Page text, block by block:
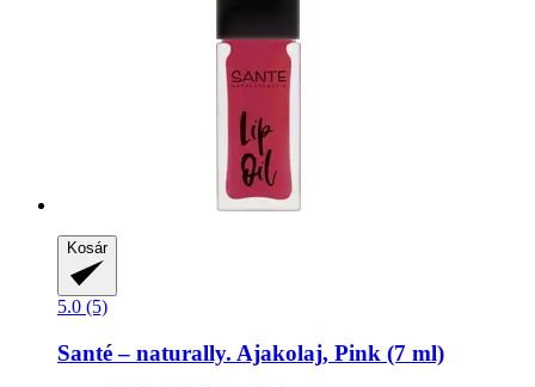
Kosár
5.0 (5)
Santé – naturally. Ajakolaj, Pink (7 ml)